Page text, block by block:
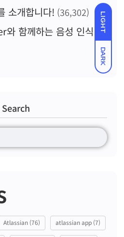
LIGHT
DARK
소개합니다! (36,302)
함께하는 음성 인식
Search
Atlassian (76) atlassian app (7)